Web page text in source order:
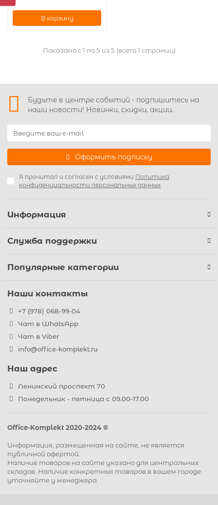
В корзину
Показано с 1 по 5 из 5 (всего 1 страниц)
Будьте в центре событий - подпишитесь на
наши новости! Новинки, скидки, акции.
Оформить подписку
Я прочитал и согласен с условиями Политика
конфиденциальности персональных данных
Информация
Служба поддержки
Популярные категории
Наши контакты
+7 (978) 068-99-04
Чат в WhatsApp
Чат в Viber
info@office-komplekt.ru
Наш адрес
Ленинский проспект 70
Понедельник - пятница с 09.00-17.00
Office-Komplekt 2020-2024 ©
Информация, размещенная на сайте, не является
публичной офертой.
Наличие товаров на сайте указано для центральных
складов. Наличие конкретных товаров в вашем городе
уточняйте у менеджера.